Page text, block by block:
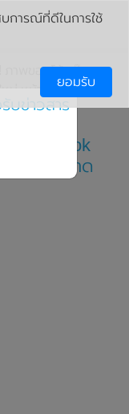
ภาพของโน้ตบุ๊ก
หม่ หน้าจอที่สอง
Thinkbook
ที่สองขนาด
การณ์ที่ดีในการใช้
ยอมรับ
บข่าวสาร